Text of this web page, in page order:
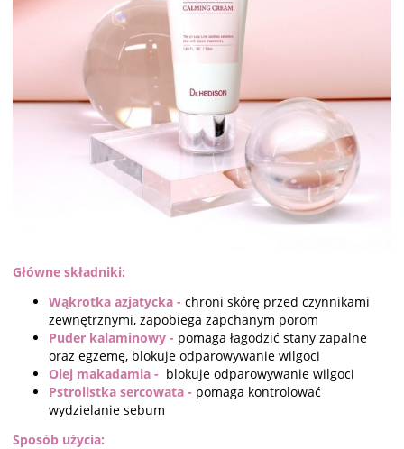
Główne składniki:
Wąkrotka azjatycka - chroni skórę przed czynnikami
zewnętrznymi, zapobiega zapchanym porom
Puder kalaminowy - pomaga łagodzić stany zapalne
oraz egzemę, blokuje odparowywanie wilgoci
Olej makadamia - blokuje odparowywanie wilgoci
Pstrolistka sercowata - pomaga kontrolować
wydzielanie sebum
Sposób użycia: